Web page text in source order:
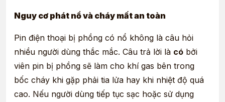
Nguy cơ phát nổ và cháy mất an toàn
Pin điện thoại bị phồng có nổ không là câu hỏi
nhiều người dùng thắc mắc. Câu trả lời là có bởi
viên pin bị phồng sẽ làm cho khí gas bên trong
bốc cháy khi gặp phải tia lửa hay khi nhiệt độ quá
cao. Nếu người dùng tiếp tục sạc hoặc sử dụng